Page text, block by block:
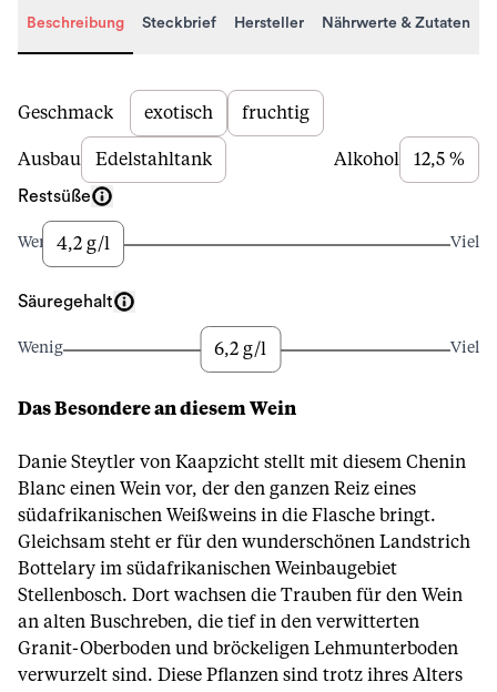
Beschreibung Steckbrief Hersteller Nährwerte & Zutaten
Beschreibung
Geschmack exotisch fruchtig
Ausbau Edelstahltank Alkohol 12,5 %
Restsüße
Wenig4,2 g/l Viel
Säuregehalt
Wenig 6,2 g/l Viel
Das Besondere an diesem Wein
Danie Steytler von Kaapzicht stellt mit diesem Chenin
Blanc einen Wein vor, der den ganzen Reiz eines
südafrikanischen Weißweins in die Flasche bringt.
Gleichsam steht er für den wunderschönen Landstrich
Bottelary im südafrikanischen Weinbaugebiet
Stellenbosch. Dort wachsen die Trauben für den Wein
an alten Buschreben, die tief in den verwitterten
Granit-Oberboden und bröckeligen Lehmunterboden
verwurzelt sind. Diese Pflanzen sind trotz ihres Alters